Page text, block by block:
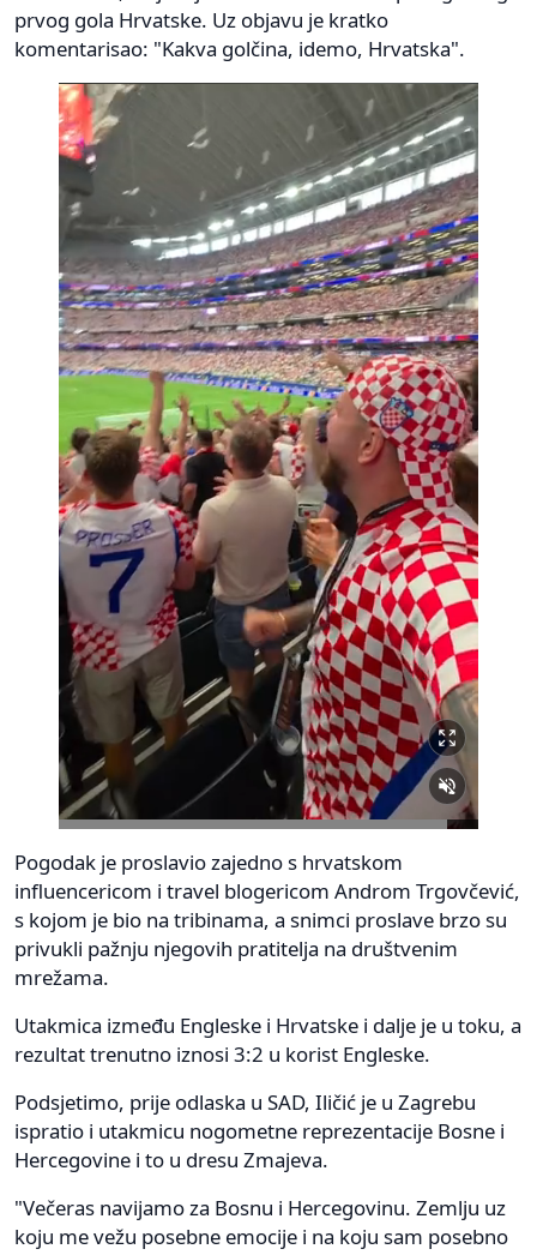
prvog gola Hrvatske. Uz objavu je kratko
komentarisao: "Kakva golčina, idemo, Hrvatska".
Pogodak je proslavio zajedno s hrvatskom
influencericom i travel blogericom Androm Trgovčević,
s kojom je bio na tribinama, a snimci proslave brzo su
privukli pažnju njegovih pratitelja na društvenim
mrežama.
Utakmica između Engleske i Hrvatske i dalje je u toku, a
rezultat trenutno iznosi 3:2 u korist Engleske.
Podsjetimo, prije odlaska u SAD, Iličić je u Zagrebu
ispratio i utakmicu nogometne reprezentacije Bosne i
Hercegovine i to u dresu Zmajeva.
"Večeras navijamo za Bosnu i Hercegovinu. Zemlju uz
koju me vežu posebne emocije i na koju sam posebno